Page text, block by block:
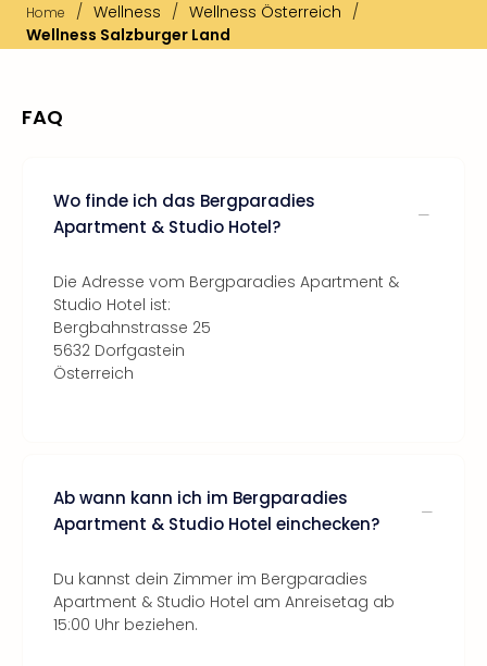
Home / Wellness / Wellness Österreich /
Wellness Salzburger Land
FAQ
Wo finde ich das Bergparadies
Apartment & Studio Hotel?
Die Adresse vom Bergparadies Apartment &
Studio Hotel ist:
Bergbahnstrasse 25
5632 Dorfgastein
Österreich
Ab wann kann ich im Bergparadies
Apartment & Studio Hotel einchecken?
Du kannst dein Zimmer im Bergparadies
Apartment & Studio Hotel am Anreisetag ab
15:00 Uhr beziehen.